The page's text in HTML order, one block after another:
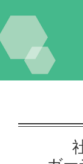
Home-2023-
イベント